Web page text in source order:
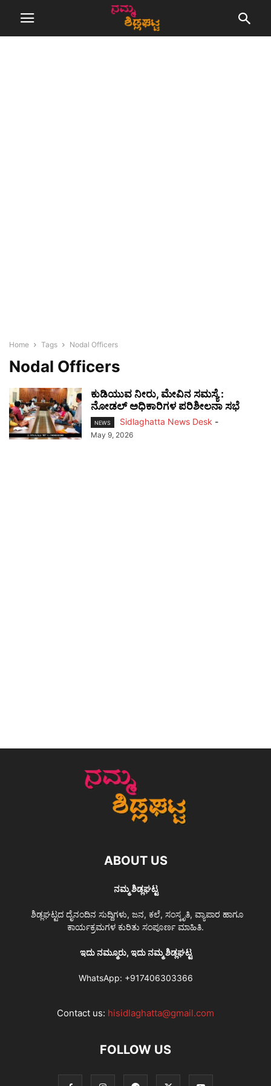
Home Tags Nodal Officers
Nodal Officers
ಕುಡಿಯುವ ನೀರು, ಮೇವಿನ ಸಮಸ್ಯೆ :
ನೋಡಲ್ ಅಧಿಕಾರಿಗಳ ಪರಿಶೀಲನಾ ಸಭೆ
NEWS Sidlaghatta News Desk -
May 9, 2026
ABOUT US
ನಮ್ಮ ಶಿಡ್ಲಘಟ್ಟ
ಶಿಡ್ಲಘಟ್ಟದ ದೈನಂದಿನ ಸುದ್ದಿಗಳು, ಜನ, ಕಲೆ, ಸಂಸ್ಕೃತಿ, ವ್ಯಾಪಾರ ಹಾಗೂ
ಕಾರ್ಯಕ್ರಮಗಳ ಕುರಿತು ಸಂಪೂರ್ಣ ಮಾಹಿತಿ.
ಇದು ನಮ್ಮೂರು, ಇದು ನಮ್ಮ ಶಿಡ್ಲಘಟ್ಟ
WhatsApp: +917406303366
Contact us: hisidlaghatta@gmail.com
FOLLOW US